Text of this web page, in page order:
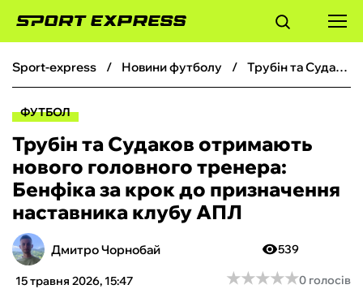
ФУТБОЛ
БОКС
ХОКЕЙ
ТЕНІС
sport-express новини футболу Трубін та Судаков отримають нового головного тренера: Бенфіка за крок до призначення наставника клубу АПЛ
ФУТБОЛ
Трубін та Судаков отримають
нового головного тренера:
Бенфіка за крок до призначення
наставника клубу АПЛ
Дмитро Чорнобай
15 травня 2026, 15:47
539
★★★★★
★★★★★0 голосів